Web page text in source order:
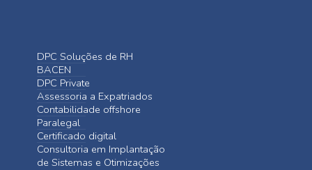
DPC Soluções de RH
BACEN
DPC Private
Assessoria a Expatriados
Contabilidade offshore
Paralegal
Certificado digital
Consultoria em Implantação
de Sistemas e Otimizações